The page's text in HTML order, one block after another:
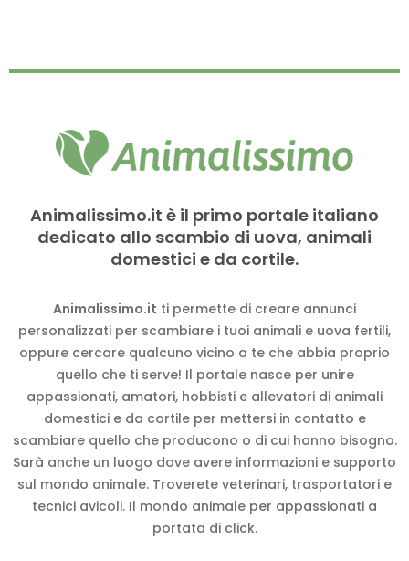
Animalissimo.it è il primo portale italiano
dedicato allo scambio di uova, animali
domestici e da cortile.
Animalissimo.it ti permette di creare annunci
personalizzati per scambiare i tuoi animali e uova fertili,
oppure cercare qualcuno vicino a te che abbia proprio
quello che ti serve! Il portale nasce per unire
appassionati, amatori, hobbisti e allevatori di animali
domestici e da cortile per mettersi in contatto e
scambiare quello che producono o di cui hanno bisogno.
Sarà anche un luogo dove avere informazioni e supporto
sul mondo animale. Troverete veterinari, trasportatori e
tecnici avicoli. Il mondo animale per appassionati a
portata di click.